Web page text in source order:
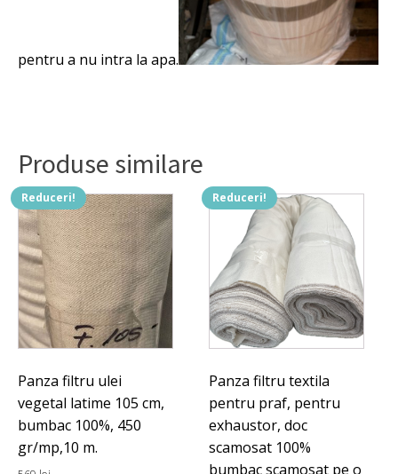
pentru a nu intra la apa.
Produse similare
Reduceri!
Panza filtru ulei
vegetal latime 105 cm,
bumbac 100%, 450
gr/mp,10 m.
Reduceri!
Panza filtru textila
pentru praf, pentru
exhaustor, doc
scamosat 100%
bumbac scamosat pe o